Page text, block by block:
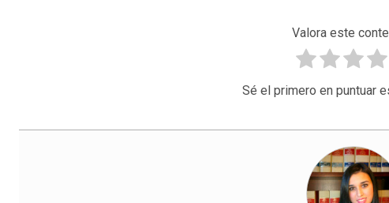
Valora este
Sé el primero en puntuar